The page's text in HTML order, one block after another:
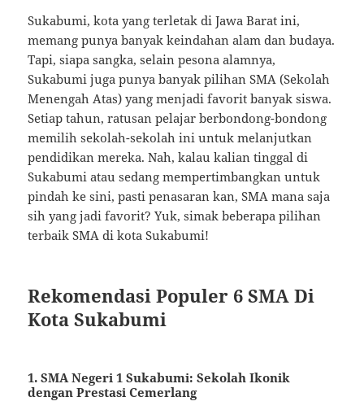
Sukabumi, kota yang terletak di Jawa Barat ini,
memang punya banyak keindahan alam dan budaya.
Tapi, siapa sangka, selain pesona alamnya,
Sukabumi juga punya banyak pilihan SMA (Sekolah
Menengah Atas) yang menjadi favorit banyak siswa.
Setiap tahun, ratusan pelajar berbondong-bondong
memilih sekolah-sekolah ini untuk melanjutkan
pendidikan mereka. Nah, kalau kalian tinggal di
Sukabumi atau sedang mempertimbangkan untuk
pindah ke sini, pasti penasaran kan, SMA mana saja
sih yang jadi favorit? Yuk, simak beberapa pilihan
terbaik SMA di kota Sukabumi!
Rekomendasi Populer 6 SMA Di
Kota Sukabumi
1. SMA Negeri 1 Sukabumi: Sekolah Ikonik
dengan Prestasi Cemerlang